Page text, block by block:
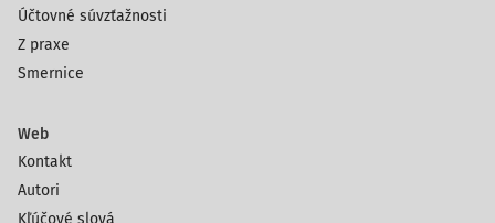
Účtovné súvzťažnosti
Z praxe
Smernice
Web
Kontakt
Autori
Kľúčové slová